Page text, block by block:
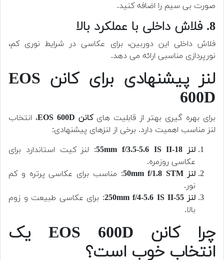
صورت بی سیم را اضافه کنید.
8. فلاش داخلی با عملکرد بالا
فلاش داخلی این دوربین، برای عکاسی در شرایط نوری کم،
نورپردازی مناسبی ارائه می دهد.
لنز پیشنهادی برای کانن EOS
600D
برای بهره گیری بهتر از قابلیت هایکانن EOS 600D
، انتخاب
لنز مناسب اهمیت دارد. برخی از لنزهای پیشنهادی:
لنز 18-55mm f/3.5-5.6 IS II
: لنز کیت استاندارد برای
عکاسی روزمره.
لنز 50mm f/1.8 STM
: مناسب برای عکاسی پرتره و کم
نور.
لنز 55-250mm f/4-5.6 IS II
: برای عکاسی طبیعت و زوم
بالا.
چرا کانن EOS 600D یک
انتخاب خوب است؟